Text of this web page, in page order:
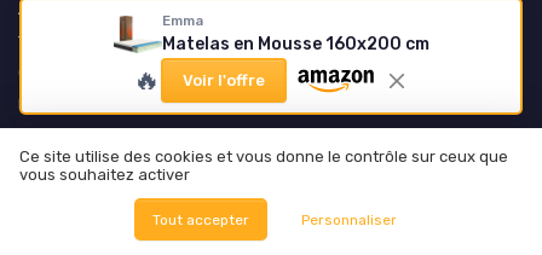
Emma
Matelas en Mousse 160x200 cm
🔥 Voir l'offre
Avis sur les matelas Dreamea : que valent-ils vraiment ?
Tout savoir sur le matelas Sultan d'Ikea
Comment identifier les traces de punaises de lit sur votre matelas
Matelas bultex avantages inconvénients
Les derniers articles
Comment choisir un drap housse 160x200 pour un confort durable et un
Ce site utilise des cookies et vous donne le contrôle sur ceux que
vous souhaitez activer
Tout accepter Personnaliser